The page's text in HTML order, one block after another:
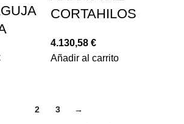
CORTAHILOS
4.130,58 €
Añadir al carrito
2 3 →